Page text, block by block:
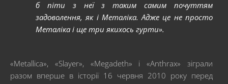
б піти з неї з таким самим почуттям
задоволення, як і Металіка. Адже це не просто
Металіка і ще три якихось гурти».
«Metallica», «Slayer», «Megadeth» і «Anthrax» зіграли
разом вперше в історії 16 червня 2010 року перед